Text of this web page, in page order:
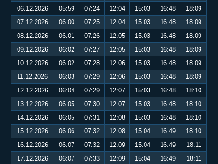
06.12.2026 05:59 07:24 12:04 15:03 16:48
18:09
07.12.2026
06:00 07:25 12:04 15:03 16:48
18:09
08.12.2026
06:01 07:26 12:05 15:03 16:48
18:09
09.12.2026
06:02 07:27 12:05 15:03 16:48
18:09
10.12.2026
06:02 07:28 12:06 15:03 16:48
18:09
11.12.2026
06:03 07:29 12:06 15:03 16:48
18:09
12.12.2026
06:04 07:29 12:07 15:03 16:48
18:10
13.12.2026
06:05 07:30 12:07 15:03 16:48
18:10
14.12.2026
06:05 07:31 12:08 15:03 16:48
18:10
15.12.2026
06:06 07:32 12:08 15:04 16:49
18:10
16.12.2026
06:07 07:32 12:09 15:04 16:49
18:11
17.12.2026
06:07 07:33 12:09 15:04 16:49
18:11